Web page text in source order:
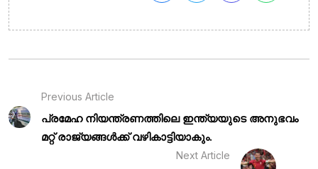
Previous Article
പ്രമേഹ നിയന്ത്രണത്തിലെ ഇന്ത്യയുടെ അനുഭവം
മറ്റ് രാജ്യങ്ങൾക്ക് വഴികാട്ടിയാകും.
Next Article